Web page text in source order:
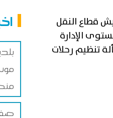
قطاع النقل
على مستوى الإدارة
تنظيم رحلات